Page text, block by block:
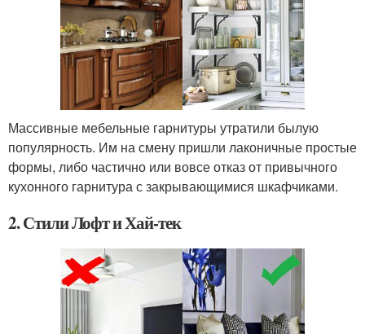
Массивные мебельные гарнитуры утратили былую
популярность. Им на смену пришли лаконичные простые
формы, либо частично или вовсе отказ от привычного
кухонного гарнитура с закрывающимися шкафчиками.
2. Стили Лофт и Хай-тек